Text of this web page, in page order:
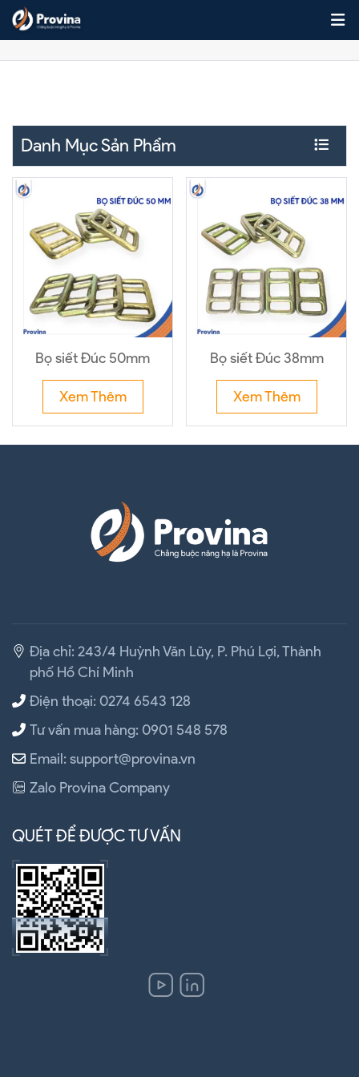
Skip to content
Loại Khác
Danh Mục Sản Phẩm
Bọ siết Đúc 50mm
Xem Thêm
Bọ siết Đúc 38mm
Xem Thêm
Địa chỉ: 243/4 Huỳnh Văn Lũy, P. Phú Lợi, Thành
phố Hồ Chí Minh
Điện thoại: 0274 6543 128
Tư vấn mua hàng: 0901 548 578
Email: support@provina.vn
Zalo Provina Company
QUÉT ĐỂ ĐƯỢC TƯ VẤN